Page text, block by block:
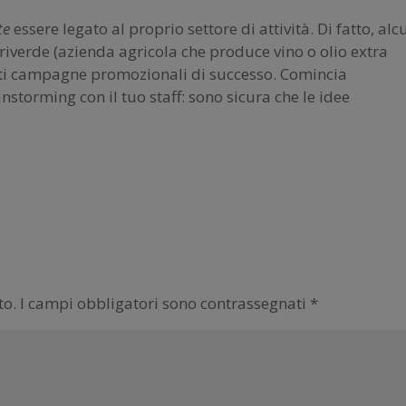
essere legato al proprio settore di attività. Di fatto,
(azienda agricola che produce vino o olio extra
promozionali di successo. Comincia
con il tuo staff: sono sicura che le idee
I campi obbligatori sono contrassegnati *